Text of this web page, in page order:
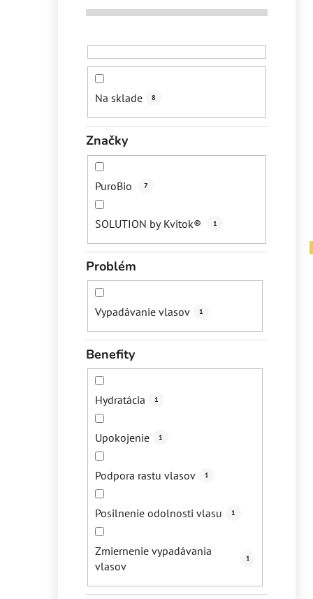
Na sklade 8
Značky
PuroBio 7
SOLUTION by Kvitok® 1
Problém
Vypadávanie vlasov 1
Benefity
Hydratácia 1
Upokojenie 1
Podpora rastu vlasov 1
Posilnenie odolnosti vlasu 1
Zmiernenie vypadávania
vlasov
1